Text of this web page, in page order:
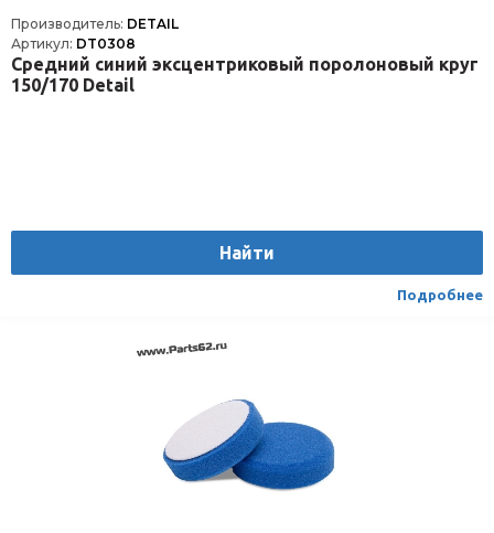
Производитель: DETAIL
Артикул: DT0308
Средний синий эксцентриковый поролоновый круг
150/170 Detail
Найти
Подробнее